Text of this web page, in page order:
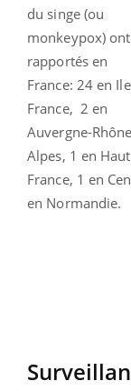
du singe (ou
monkeypox)
rapportés en
France: 24 en
France, 2 en
Auvergne-
Alpes, 1 en
France, 1 en
en Normandie.